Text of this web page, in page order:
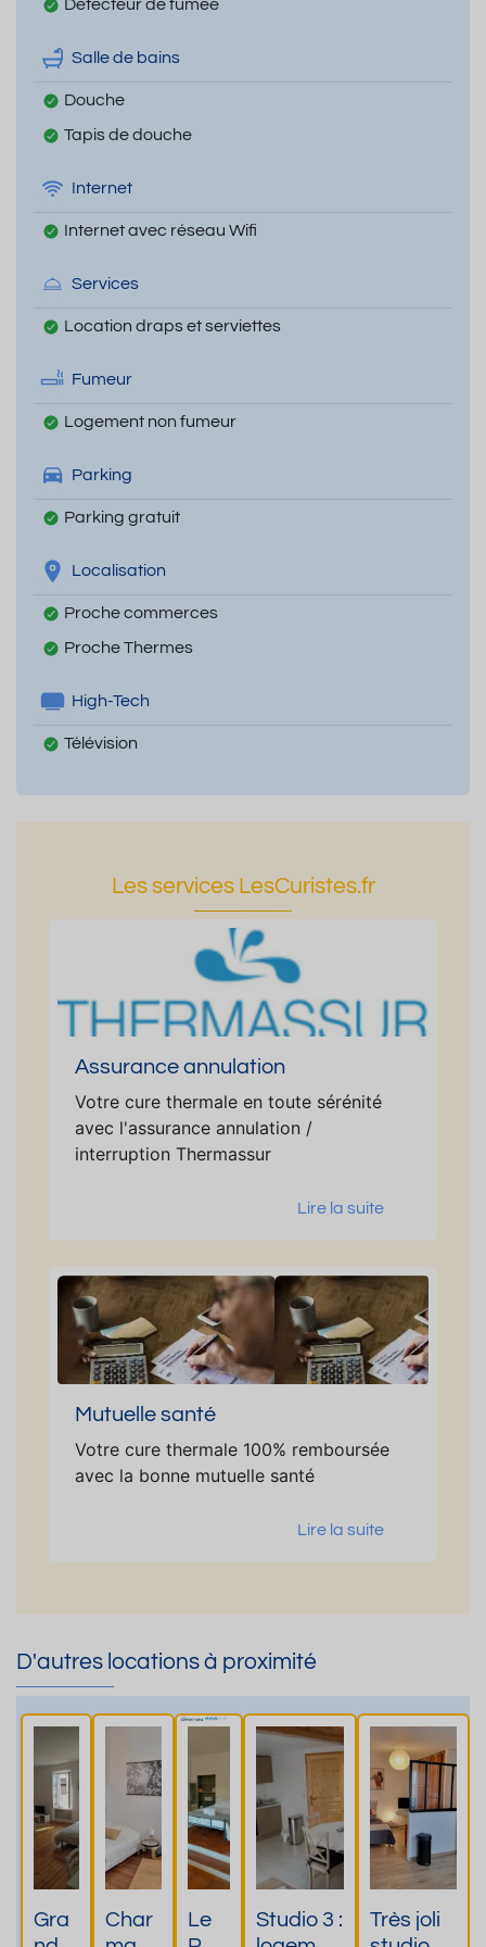
Détecteur de fumée
Salle de bains
Douche
Tapis de douche
Internet
Internet avec réseau Wifi
Services
Location draps et serviettes
Fumeur
Logement non fumeur
Parking
Parking gratuit
Localisation
Proche commerces
Proche Thermes
High-Tech
Télévision
Les services LesCuristes.fr
Assurance annulation
Votre cure thermale en toute sérénité
avec l'assurance annulation /
interruption Thermassur
Lire la suite
Mutuelle santé
Votre cure thermale 100% remboursée
avec la bonne mutuelle santé
Lire la suite
D'autres locations à proximité
Gra
Char
Le
Studio 3 :
Très joli